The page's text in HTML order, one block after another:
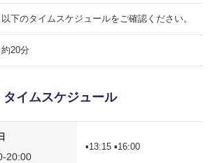
以下のタイムスケジュールをご確認ください。
約20分
タイムスケジュール
20:00
▪13:15 ▪16:00